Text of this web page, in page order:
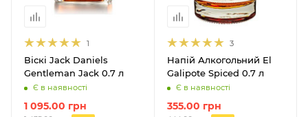
1
Віскі Jack Daniels
Gentleman Jack 0.7 л
Є в наявності
1 095.00 грн
3
Напій Алкогольний El
Galipote Spiced 0.7 л
Є в наявності
355.00 грн